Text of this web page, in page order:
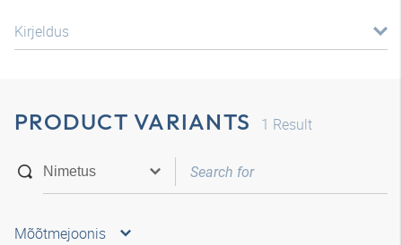
Kirjeldus
PRODUCT VARIANTS 1 Result
Mõõtmejoonis